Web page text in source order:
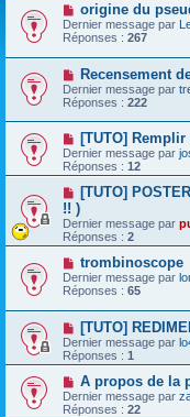
origine du
Dernier message par
Réponses : 267
Recensement
Dernier message par
Réponses : 222
[TUTO]
Dernier message par
Réponses : 12
[TUTO]
!! )
Dernier message par
Réponses : 2
trombinoscope
Dernier message par
Réponses : 65
[TUTO]
Dernier message par
Réponses : 1
A propos de la
Dernier message par
Réponses : 22